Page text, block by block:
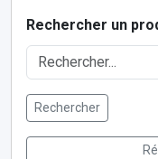
Rechercher un
Rechercher